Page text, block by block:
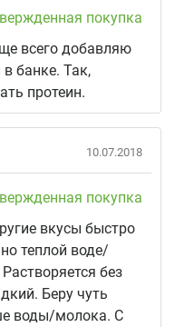
покупка
всего добавляю
банке. Так,
протеин.
10.07.2018
покупка
вкусы быстро
теплой воде/
без
Беру чуть
воды/молока. C